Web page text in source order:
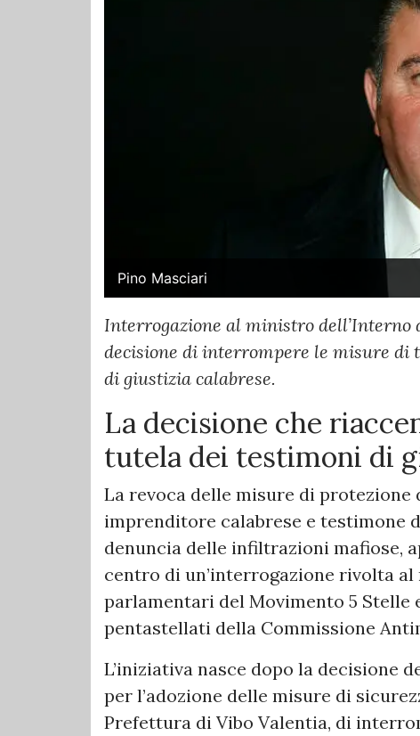
Pino Masciari
Interrogazione al ministro dell’Interno
decisione di interrompere le misure di
di giustizia calabrese.
La decisione che
tutela dei testimoni di
La revoca delle misure di
imprenditore calabrese e testimone
denuncia delle infiltrazioni mafiose,
centro di un’interrogazione rivolta
parlamentari del Movimento 5 Stelle
pentastellati della Commissione
L’iniziativa nasce dopo la decisione
per l’adozione delle misure di
Prefettura di Vibo Valentia, di